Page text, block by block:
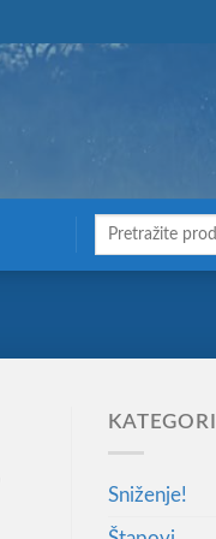
Претрага
Sniženje!